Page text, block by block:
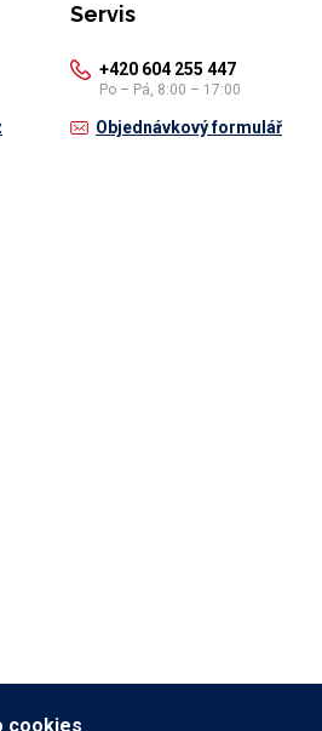
Servis
+420 604 255 447
Po – Pá, 8:00 – 17:00
Objednávkový formulář
cookies